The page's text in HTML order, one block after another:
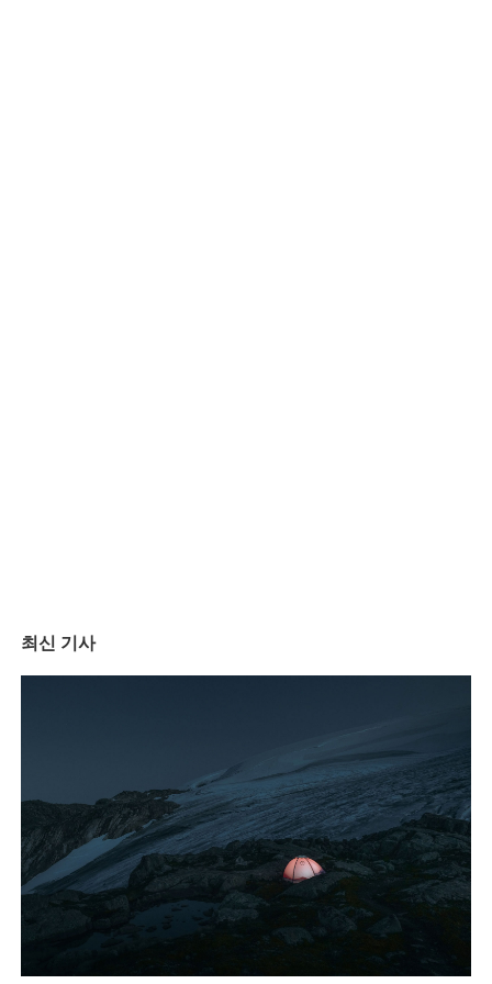
최신 기사